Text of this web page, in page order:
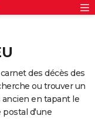
des décès des
ou trouver un
ancien en tapant le
postal d'une